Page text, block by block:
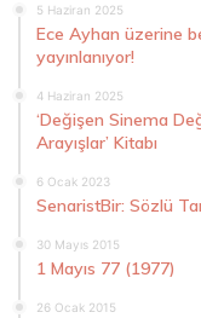
5 Haziran 2025
Ece Ayhan üzerine
yayınlanıyor!
4 Haziran 2025
‘Değişen Sinema
Arayışlar’ Kitabı
6 Ocak 2023
SenaristBir: Sözlü
30 Mayıs 2015
1 Mayıs 77 (1977)
26 Ocak 2015